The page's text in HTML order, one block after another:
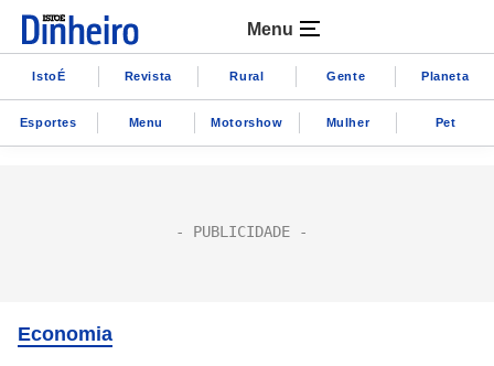
Menu
IstoÉ Revista Rural Gente Planeta
Esportes Menu Motorshow Mulher Pet
Economia